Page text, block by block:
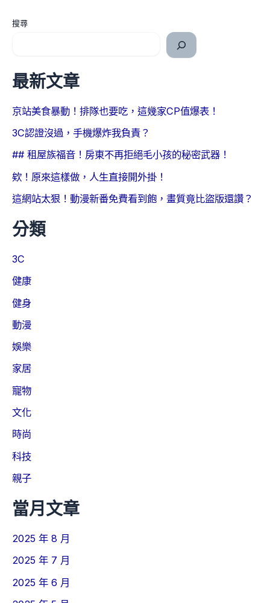
搜尋
最新文章
京站美食暴動！排隊也要吃，這幾家CP值爆表！
3C認證沒過，手機爆炸我負責？
## 租屋族福音！房東不再拒絕毛小孩的秘密武器！
欸！原來這樣做，人生直接開外掛！
這網站太狠！動漫新番免費看到飽，畫質竟比盜版還讚？
分類
3C
健康
健身
動漫
娛樂
家居
寵物
文化
時尚
科技
親子
當月文章
2025 年 8 月
2025 年 7 月
2025 年 6 月